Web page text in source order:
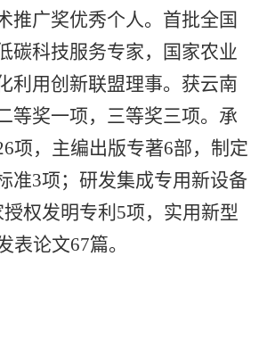
推广奖优秀个人。首批全国
碳科技服务专家，国家农业
利用创新联盟理事。获云南
等奖一项，三等奖三项。承
项，主编出版专著6部，制定
准3项；研发集成专用新设备
权发明专利5项，实用新型
表论文67篇。